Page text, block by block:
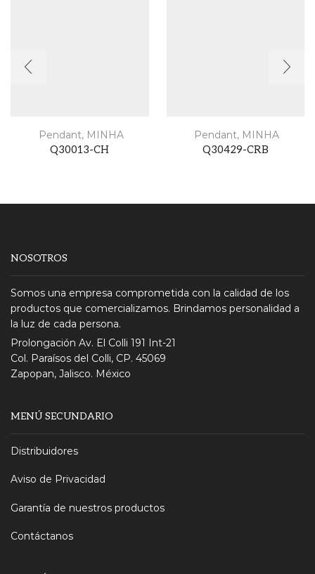
Pendant, MINHA
Q30013-CH
Pendant, MINHA
Q30429-CRB
NOSOTROS
Somos una empresa comprometida con la calidad de los
productos que comercializamos. Brindamos personalidad a
la luz de cada persona.
Prolongación Av. El Colli 191 Int-21
Col. Paraísos del Colli, CP. 45069
Zapopan, Jalisco. México
MENÚ SECUNDARIO
Distribuidores
Aviso de Privacidad
Garantía de nuestros productos
Contáctanos